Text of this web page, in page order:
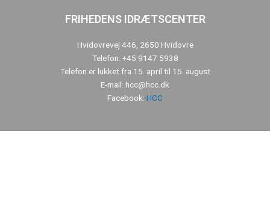
FRIHEDENS IDRÆTSCENTER
Hvidovrevej 446, 2650 Hvidovre
Telefon: +45 9147 5938
Telefon er lukket fra 15. april til 15. august
E-mail: hcc@hcc.dk
Facebook: HCC